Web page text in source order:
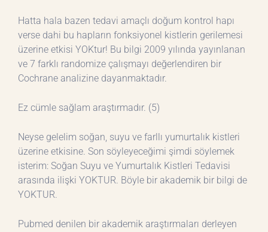
Hatta hala bazen tedavi amaçlı doğum kontrol hapı
verse dahi bu hapların fonksiyonel kistlerin gerilemesi
üzerine etkisi YOKtur! Bu bilgi 2009 yılında yayınlanan
ve 7 farklı randomize çalışmayı değerlendiren bir
Cochrane analizine dayanmaktadır.
Ez cümle sağlam araştırmadır. (5)
Neyse gelelim soğan, suyu ve farllı yumurtalık kistleri
üzerine etkisine. Son söyleyeceğimi şimdi söylemek
isterim: Soğan Suyu ve Yumurtalık Kistleri Tedavisi
arasında ilişki YOKTUR. Böyle bir akademik bir bilgi de
YOKTUR.
Pubmed denilen bir akademik araştırmaları derleyen